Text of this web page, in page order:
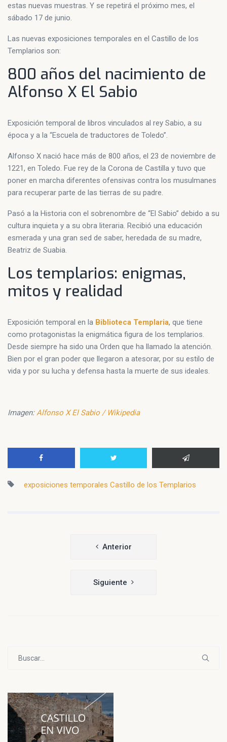
estas nuevas muestras. Y se repetirá el próximo mes, el
sábado 17 de junio.
Las nuevas exposiciones temporales en el Castillo de los
Templarios son:
800 años del nacimiento de
Alfonso X El Sabio
Exposición temporal de libros vinculados al rey Sabio, a su
época y a la “Escuela de traductores de Toledo”.
Alfonso X nació hace más de 800 años, el 23 de noviembre de
1221, en Toledo. Fue rey de la Corona de Castilla y tuvo que
poner en marcha diferentes ofensivas contra los musulmanes
para recuperar parte de las tierras de su padre.
Pasó a la Historia con el sobrenombre de “El Sabio” debido a su
cultura inquieta y a su obra literaria. Recibió una educación
esmerada y una gran sed de saber, heredada de su madre,
Beatriz de Suabia.
Los templarios: enigmas,
mitos y realidad
Exposición temporal en la Biblioteca Templaria, que tiene
como protagonistas la enigmática figura de los templarios.
Desde siempre ha sido una Orden que ha llamado la atención.
Bien por el gran poder que llegaron a atesorar, por su estilo de
vida y por su lucha y defensa hasta la muerte de sus ideales.
Imagen:Alfonso X El Sabio / Wikipedia
exposiciones temporales Castillo de los Templarios
Anterior
Siguiente